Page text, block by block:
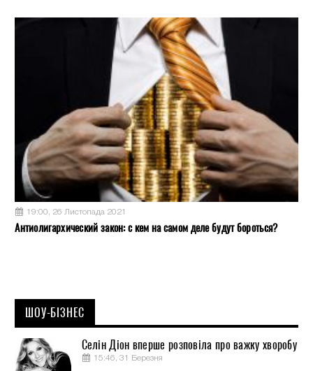
19:00, 26 Листопада 2021
Антиолигархический закон: с кем на самом деле будут бороться?
ШОУ-БІЗНЕС
Селін Діон вперше розповіла про важку хворобу
15:46, 31 Березня